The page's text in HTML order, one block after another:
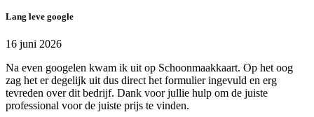
Lang leve google
16 juni 2026
Na even googelen kwam ik uit op Schoonmaakkaart. Op het oog
zag het er degelijk uit dus direct het formulier ingevuld en erg
tevreden over dit bedrijf. Dank voor jullie hulp om de juiste
professional voor de juiste prijs te vinden.